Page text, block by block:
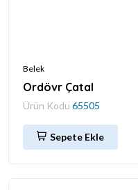
Belek
Ordövr Çatal
Ürün Kodu 65505
Sepete Ekle